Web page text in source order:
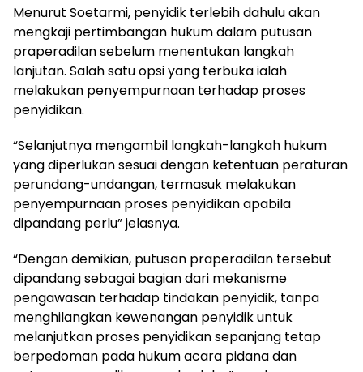
Menurut Soetarmi, penyidik terlebih dahulu akan
mengkaji pertimbangan hukum dalam putusan
praperadilan sebelum menentukan langkah
lanjutan. Salah satu opsi yang terbuka ialah
melakukan penyempurnaan terhadap proses
penyidikan.
“Selanjutnya mengambil langkah-langkah hukum
yang diperlukan sesuai dengan ketentuan peraturan
perundang-undangan, termasuk melakukan
penyempurnaan proses penyidikan apabila
dipandang perlu” jelasnya.
“Dengan demikian, putusan praperadilan tersebut
dipandang sebagai bagian dari mekanisme
pengawasan terhadap tindakan penyidik, tanpa
menghilangkan kewenangan penyidik untuk
melanjutkan proses penyidikan sepanjang tetap
berpedoman pada hukum acara pidana dan